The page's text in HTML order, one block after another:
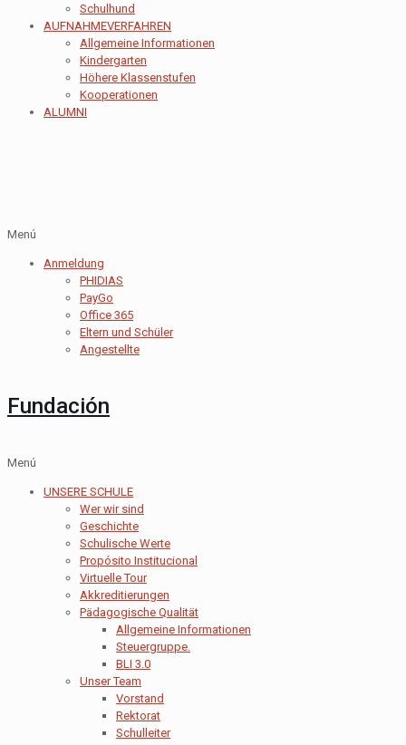
Schulhund
AUFNAHMEVERFAHREN
Allgemeine Informationen
Kindergarten
Höhere Klassenstufen
Kooperationen
ALUMNI
Menú
Anmeldung
PHIDIAS
PayGo
Office 365
Eltern und Schüler
Angestellte
Fundación
Menú
UNSERE SCHULE
Wer wir sind
Geschichte
Schulische Werte
Propósito Institucional
Virtuelle Tour
Akkreditierungen
Pädagogische Qualität
Allgemeine Informationen
Steuergruppe.
BLI 3.0
Unser Team
Vorstand
Rektorat
Schulleiter